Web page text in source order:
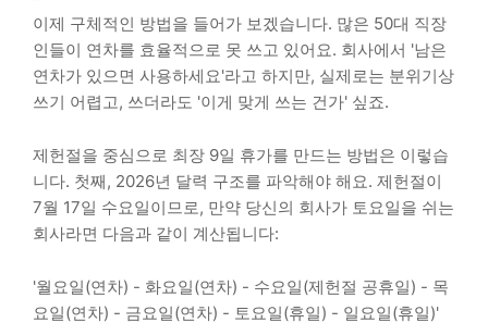
이제 구체적인 방법을 들어가 보겠습니다. 많은 50대 직장
인들이 연차를 효율적으로 못 쓰고 있어요. 회사에서 '남은
연차가 있으면 사용하세요'라고 하지만, 실제로는 분위기상
쓰기 어렵고, 쓰더라도 '이게 맞게 쓰는 건가' 싶죠.
제헌절을 중심으로 최장 9일 휴가를 만드는 방법은 이렇습
니다. 첫째, 2026년 달력 구조를 파악해야 해요. 제헌절이
7월 17일 수요일이므로, 만약 당신의 회사가 토요일을 쉬는
회사라면 다음과 같이 계산됩니다:
'월요일(연차) - 화요일(연차) - 수요일(제헌절 공휴일) - 목
요일(연차) - 금요일(연차) - 토요일(휴일) - 일요일(휴일)'